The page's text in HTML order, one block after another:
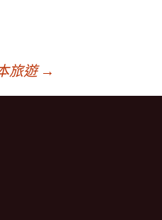
旅遊 →